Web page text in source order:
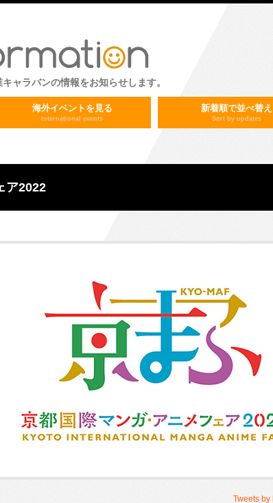
ャラバンの情報をお知らせします。
海外イベントを見る
International events
新着順で並べ替え
Sort by updates
ア2022
Tweets by